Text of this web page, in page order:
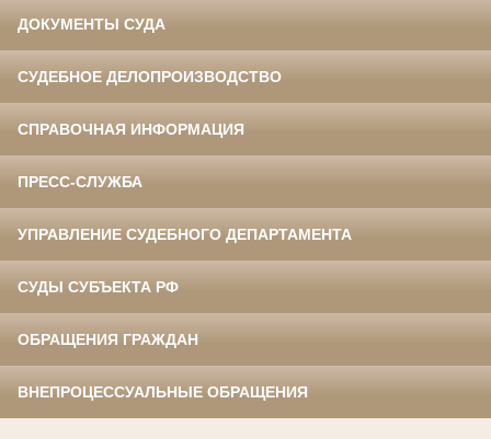
ДОКУМЕНТЫ СУДА
СУДЕБНОЕ ДЕЛОПРОИЗВОДСТВО
СПРАВОЧНАЯ ИНФОРМАЦИЯ
ПРЕСС-СЛУЖБА
УПРАВЛЕНИЕ СУДЕБНОГО ДЕПАРТАМЕНТА
СУДЫ СУБЪЕКТА РФ
ОБРАЩЕНИЯ ГРАЖДАН
ВНЕПРОЦЕССУАЛЬНЫЕ ОБРАЩЕНИЯ